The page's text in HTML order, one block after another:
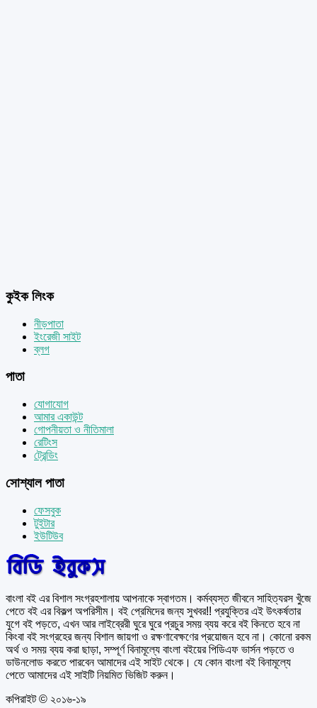
কুইক লিংক
নীড়পাতা
ইংরেজী সাইট
ব্লগ
পাতা
যোগাযোগ
আমার একাউন্ট
গোপনীয়তা ও নীতিমালা
রেটিংস
ট্রেন্ডিং
সোশ্যাল পাতা
ফেসবুক
টুইটার
ইউটিউব
বাংলা বই এর বিশাল সংগ্রহশালায় আপনাকে স্বাগতম। কর্মব্যস্ত জীবনে সাহিত্যরস খুঁজে
পেতে বই এর বিকল্প অপরিসীম। বই প্রেমিদের জন্য সুখবর!! প্রযুক্তির এই উৎকর্ষতার
যুগে বই পড়তে, এখন আর লাইব্রেরী ঘুরে ঘুরে প্রচুর সময় ব্যয় করে বই কিনতে হবে না
কিংবা বই সংগ্রহের জন্য বিশাল জায়গা ও রক্ষণাবেক্ষণের প্রয়োজন হবে না। কোনো রকম
অর্থ ও সময় ব্যয় করা ছাড়া, সম্পূর্ণ বিনামূল্যে বাংলা বইয়ের পিডিএফ ভার্সন পড়তে ও
ডাউনলোড করতে পারবেন আমাদের এই সাইট থেকে। যে কোন বাংলা বই বিনামূল্যে
পেতে আমাদের এই সাইটি নিয়মিত ভিজিট করুন।
কপিরাইট © ২০১৬-১৯